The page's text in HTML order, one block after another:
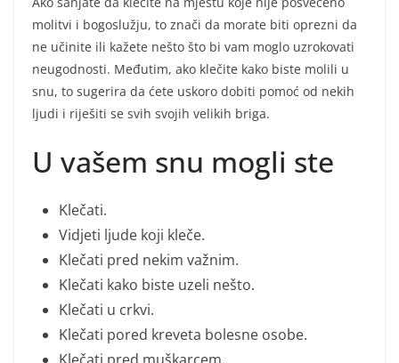
molitvi i bogoslužju, to znači da morate biti oprezni da
ne učinite ili kažete nešto što bi vam moglo uzrokovati
neugodnosti. Međutim, ako klečite kako biste molili u
snu, to sugerira da ćete uskoro dobiti pomoć od nekih
ljudi i riješiti se svih svojih velikih briga.
U vašem snu mogli ste
Klečati.
Vidjeti ljude koji kleče.
Klečati pred nekim važnim.
Klečati kako biste uzeli nešto.
Klečati u crkvi.
Klečati pored kreveta bolesne osobe.
Klečati pred muškarcem.